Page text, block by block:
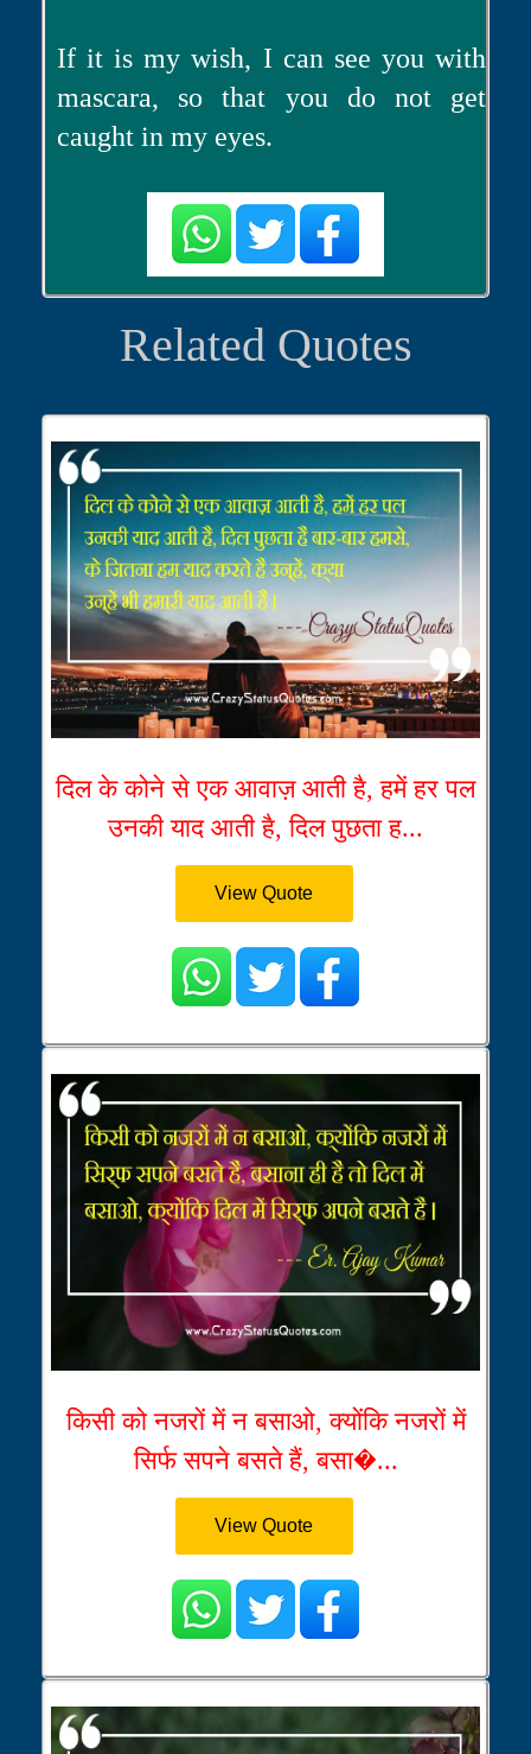
If it is my wish, I can see you with
mascara, so that you do not get
caught in my eyes.
Related Quotes
दिल के कोने से एक आवाज़ आती है, हमें हर पल
उनकी याद आती है, दिल पुछता ह...
View Quote
किसी को नजरों में न बसाओ, क्योंकि नजरों में
सिर्फ सपने बसते हैं, बसा�...
View Quote